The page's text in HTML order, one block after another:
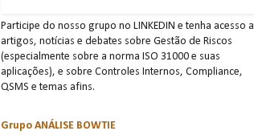
Participe do nosso grupo no LINKEDIN e tenha acesso a
artigos, notícias e debates sobre Gestão de Riscos
(especialmente sobre a norma ISO 31000 e suas
aplicações), e sobre Controles Internos, Compliance,
QSMS e temas afins.
Grupo ANÁLISE BOWTIE